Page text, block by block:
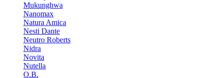
Mukunghwa
Nanomax
Natura Amica
Nesti Dante
Neutro Roberts
Nidra
Novita
Nutella
O.B.